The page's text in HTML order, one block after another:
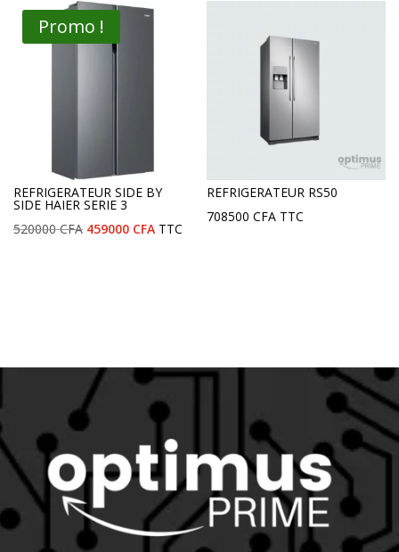
Promo !
REFRIGERATEUR SIDE BY
SIDE HAIER SERIE 3
520000CFA Le
459000 CFALeTTC
REFRIGERATEUR RS50
708500CFA TTC